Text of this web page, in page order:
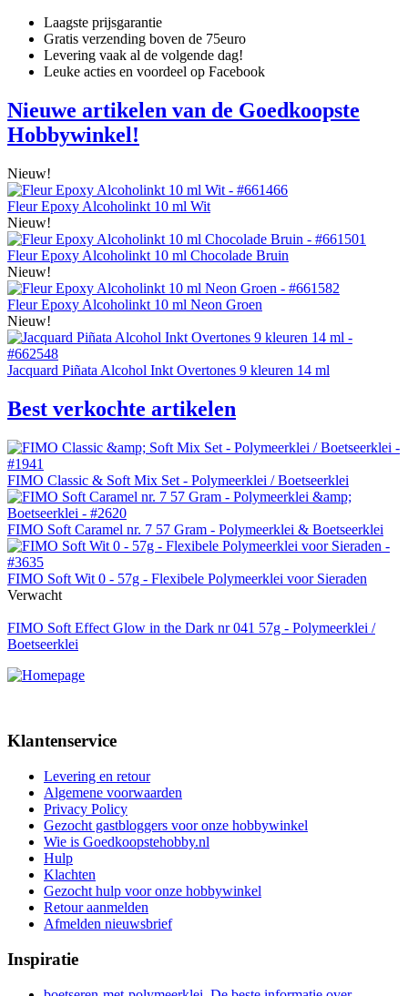
Laagste prijsgarantie
Gratis verzending boven de 75euro
Levering vaak al de volgende dag!
Leuke acties en voordeel op Facebook
Nieuwe artikelen van de Goedkoopste
Hobbywinkel!
Nieuw!
Fleur Epoxy Alcoholinkt 10 ml Wit
Nieuw!
Fleur Epoxy Alcoholinkt 10 ml Chocolade Bruin
Nieuw!
Fleur Epoxy Alcoholinkt 10 ml Neon Groen
Nieuw!
Jacquard Piñata Alcohol Inkt Overtones 9 kleuren 14 ml
Best verkochte artikelen
FIMO Classic & Soft Mix Set - Polymeerklei / Boetseerklei
FIMO Soft Caramel nr. 7 57 Gram - Polymeerklei & Boetseerklei
FIMO Soft Wit 0 - 57g - Flexibele Polymeerklei voor Sieraden
Verwacht
FIMO Soft Effect Glow in the Dark nr 041 57g - Polymeerklei /
Boetseerklei
Klantenservice
Levering en retour
Algemene voorwaarden
Privacy Policy
Gezocht gastbloggers voor onze hobbywinkel
Wie is Goedkoopstehobby.nl
Hulp
Klachten
Gezocht hulp voor onze hobbywinkel
Retour aanmelden
Afmelden nieuwsbrief
Inspiratie